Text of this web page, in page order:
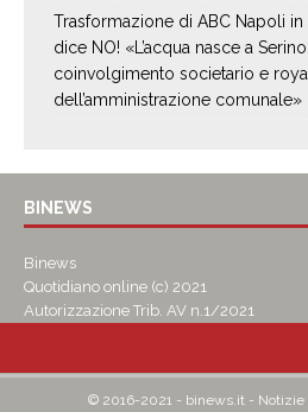
Trasformazione di ABC Napoli in
dice NO! «L’acqua nasce a
coinvolgimento societario e
dell’amministrazione comunale»
BINEWS
Binews
Quotidiano online (c) 2021
Autorizzazione Trib. AV n.1/2021
© 2016-2021 - binews.it -